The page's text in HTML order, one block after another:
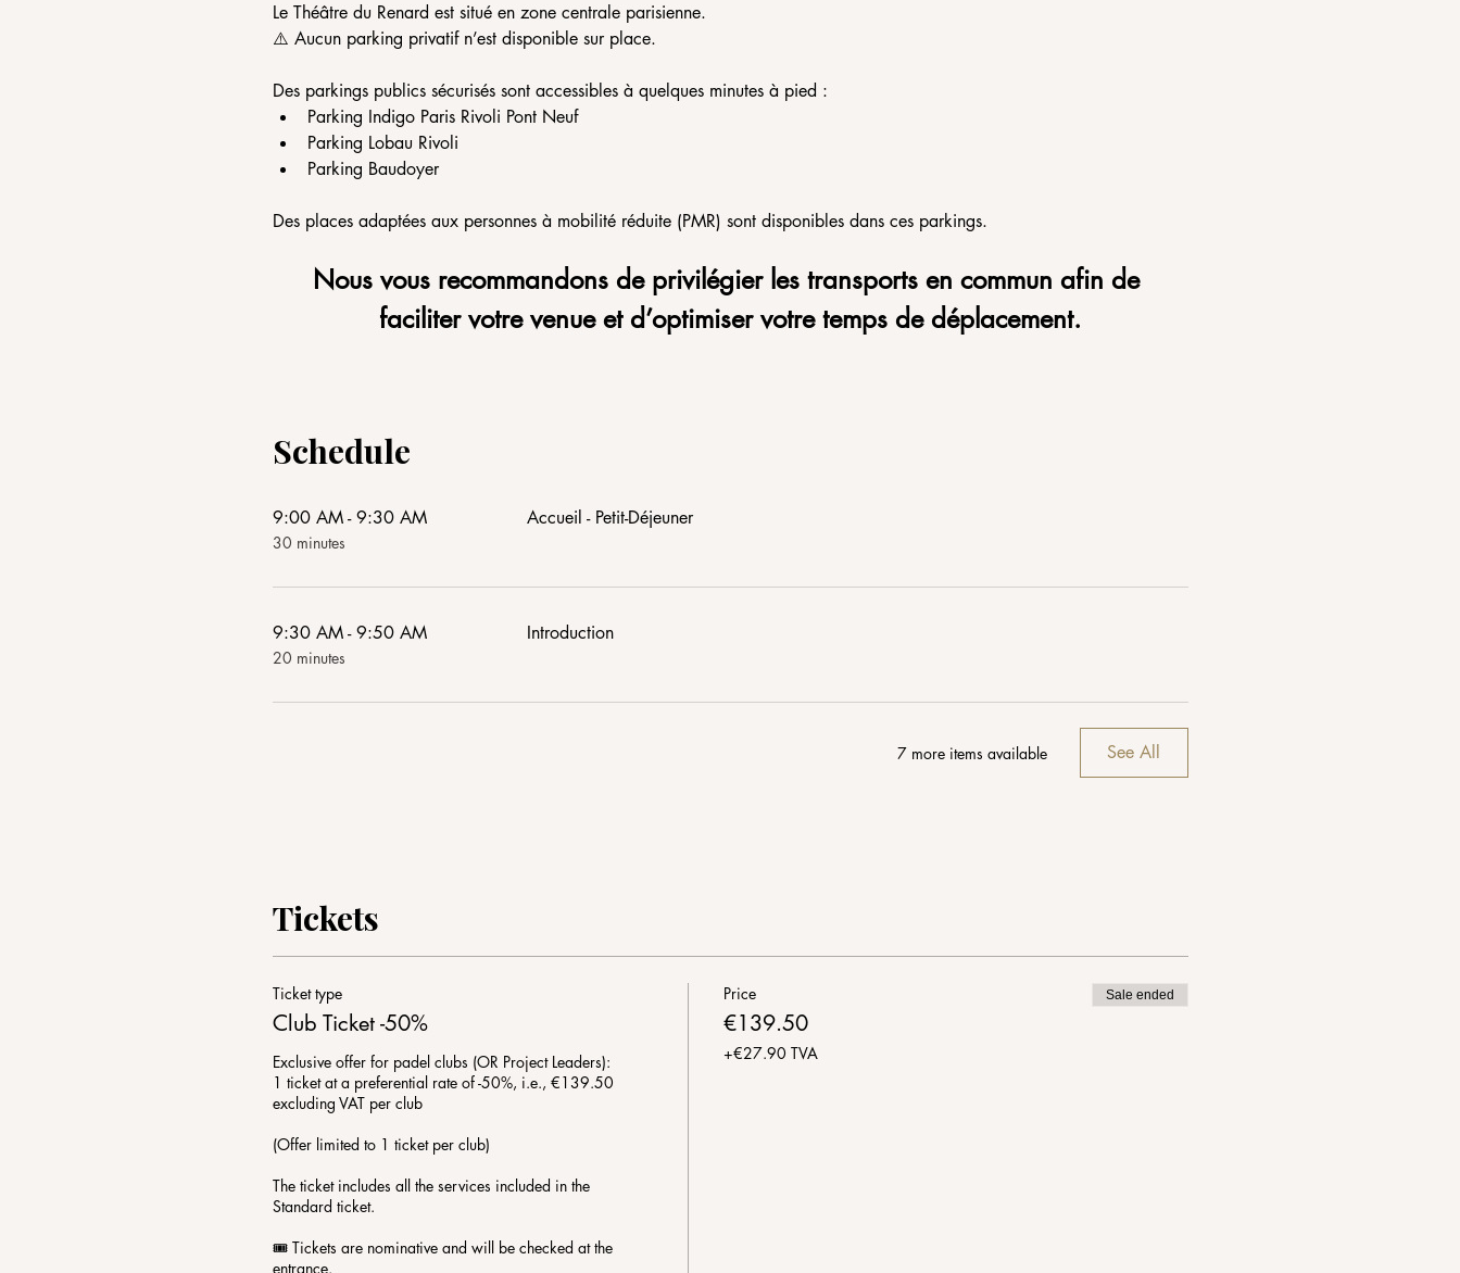
Le Théâtre du Renard est situé en zone centrale parisienne.
⚠️ Aucun parking privatif n’est disponible sur place.
Des parkings publics sécurisés sont accessibles à quelques minutes à pied :
Parking Indigo Paris Rivoli Pont Neuf
Parking Lobau Rivoli
Parking Baudoyer
Des places adaptées aux personnes à mobilité réduite (PMR) sont disponibles dans ces parkings.
Nous vous recommandons de privilégier les transports en commun afin de
faciliter votre venue et d’optimiser votre temps de déplacement.
Schedule
9:00 AM - 9:30 AM
30 minutes
Accueil - Petit-Déjeuner
9:30 AM - 9:50 AM
20 minutes
Introduction
7 more items available See All
Tickets
Ticket type
Club Ticket -50%
Exclusive offer for padel clubs (OR Project Leaders):
1 ticket at a preferential rate of -50%, i.e., €139.50
excluding VAT per club
(Offer limited to 1 ticket per club)
The ticket includes all the services included in the
Standard ticket.
🎟️ Tickets are nominative and will be checked at the
entrance.
Price
€139.50
+€27.90 TVA
Sale ended